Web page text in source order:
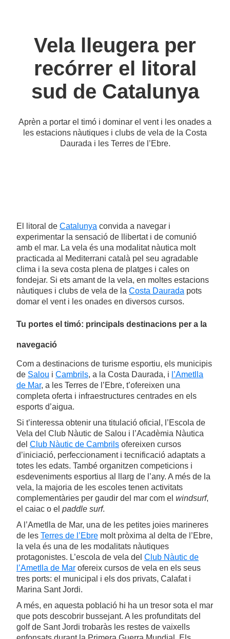
Vela lleugera per
recórrer el litoral
sud de Catalunya
Aprèn a portar el timó i dominar el vent i les onades a
les estacions nàutiques i clubs de vela de la Costa
Daurada i les Terres de l’Ebre.
El litoral de Catalunya convida a navegar i
experimentar la sensació de llibertat i de comunió
amb el mar. La vela és una modalitat nàutica molt
practicada al Mediterrani català pel seu agradable
clima i la seva costa plena de platges i cales on
fondejar. Si ets amant de la vela, en moltes estacions
nàutiques i clubs de vela de la Costa Daurada pots
domar el vent i les onades en diversos cursos.
Tu portes el timó: principals destinacions per a la
navegació
Com a destinacions de turisme esportiu, els municipis
de Salou i Cambrils, a la Costa Daurada, i l’Ametlla
de Mar, a les Terres de l’Ebre, t’ofereixen una
completa oferta i infraestructures centrades en els
esports d’aigua.
Si t’interessa obtenir una titulació oficial, l’Escola de
Vela del Club Nàutic de Salou i l’Acadèmia Nàutica
del Club Nàutic de Cambrils ofereixen cursos
d’iniciació, perfeccionament i tecnificació adaptats a
totes les edats. També organitzen competicions i
esdeveniments esportius al llarg de l’any. A més de la
vela, la majoria de les escoles tenen activitats
complementàries per gaudir del mar com el windsurf,
el caiac o el paddle surf.
A l’Ametlla de Mar, una de les petites joies marineres
de les Terres de l’Ebre molt pròxima al delta de l’Ebre,
la vela és una de les modalitats nàutiques
protagonistes. L’escola de vela del Club Nàutic de
l’Ametlla de Mar ofereix cursos de vela en els seus
tres ports: el municipal i els dos privats, Calafat i
Marina Sant Jordi.
A més, en aquesta població hi ha un tresor sota el mar
que pots descobrir bussejant. A les profunditats del
golf de Sant Jordi trobaràs les restes de vaixells